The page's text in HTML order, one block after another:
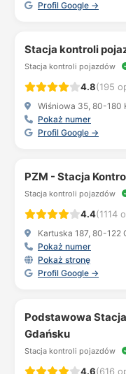
Profil Google →
Stacja kontroli
Stacja kontroli pojazdów
4.8(195
Wiśniowa 35, 80-180
Pokaż numer
Profil Google →
PZM - Stacja
Stacja kontroli pojazdów
4.4(1114
Kartuska 187, 80-122
Pokaż numer
Pokaż stronę
Profil Google →
Podstawowa
Gdańsku
Stacja kontroli pojazdów
4.6(616